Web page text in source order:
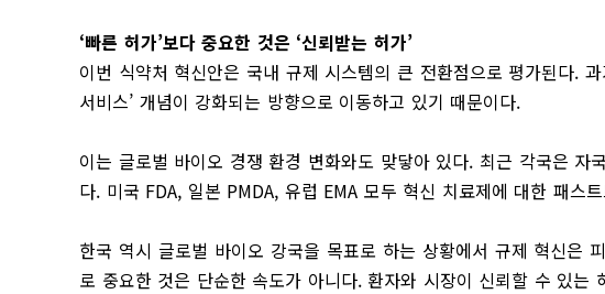
‘빠른 허가’보다 중요한 것은 ‘신뢰받는 허가’
이번 식약처 혁신안은 국내 규제 시스템의 큰 전환점으로 평가된다.
서비스’ 개념이 강화되는 방향으로 이동하고 있기 때문이다.
이는 글로벌 바이오 경쟁 환경 변화와도 맞닿아 있다. 최근 각국은
다. 미국 FDA, 일본 PMDA, 유럽 EMA 모두 혁신 치료제에 대한 패스
한국 역시 글로벌 바이오 강국을 목표로 하는 상황에서 규제 혁신은
로 중요한 것은 단순한 속도가 아니다. 환자와 시장이 신뢰할 수 있는